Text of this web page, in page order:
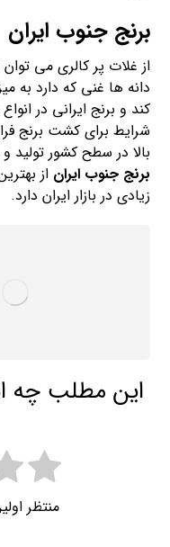
برنج جنوب ایران
از غلات پر کالری می توان
دانه ها غنی که دارد به
کند و برنج ایرانی در
شرایط برای کشت برنج
بالا در سطح کشور تولید
برنج جنوب ایران از
زیادی در بازار ایران دارد.
این مطلب چه
منتظر